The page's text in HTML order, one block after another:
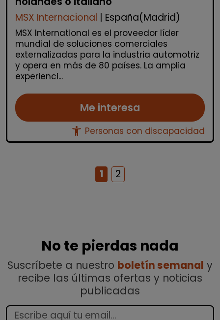
MSX Internacional | España(Madrid)
MSX International es el proveedor líder
mundial de soluciones comerciales
externalizadas para la industria automotriz
y opera en más de 80 países. La amplia
experienci...
Me interesa
accessibility_new Personas con discapacidad
1 2
No te pierdas nada
Suscríbete a nuestro boletín semanal y
recibe las últimas ofertas y noticias
publicadas